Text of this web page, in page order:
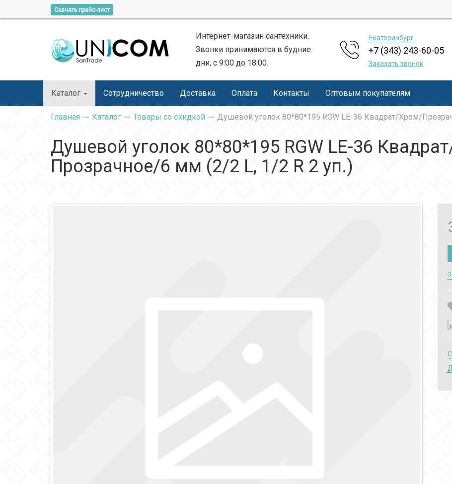
Скачать прайс-лист
Интернет-магазин сантехники.
Звонки принимаются в будние
дни, с 9:00 до 18:00.
Екатеринбург
+7 (343) 243-60-05
Заказать звонок
Каталог Сотрудничество Доставка Оплата Контакты Оптовым покупателям
Главная Каталог Товары со скидкой Душевой уголок 80*80*195 RGW LE-36 Квадрат/Хром/
Душевой уголок 80*80*195 RGW LE-36
Прозрачное/6 мм (2/2 L, 1/2 R 2 уп.)